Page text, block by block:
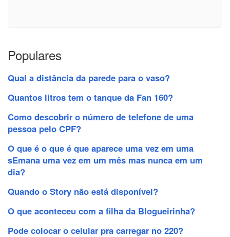
Populares
Qual a distância da parede para o vaso?
Quantos litros tem o tanque da Fan 160?
Como descobrir o número de telefone de uma
pessoa pelo CPF?
O que é o que é que aparece uma vez em uma
sEmana uma vez em um mês mas nunca em um
dia?
Quando o Story não está disponível?
O que aconteceu com a filha da Blogueirinha?
Pode colocar o celular pra carregar no 220?